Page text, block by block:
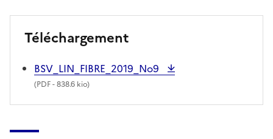
Téléchargement
BSV_LIN_FIBRE_2019_No9
(PDF- 838.6 kio)